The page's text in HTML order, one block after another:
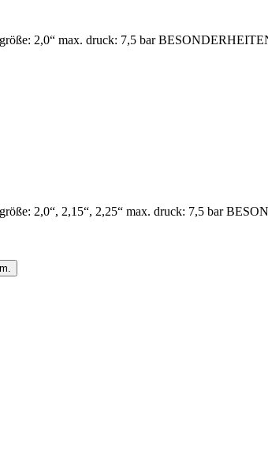
2,0“ max. druck: 7,5 bar
2,0“, 2,15“, 2,25“ max. druck: 7,5 bar